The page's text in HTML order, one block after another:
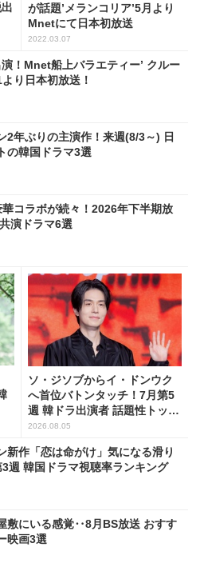
が話題’メランコリア’5月より
Mnetにて日本初放送
2022.03.07
！Mnet船上バラエティー’ クルー
り日本初放送！
2年ぶりの主演作！来週(8/3～) 日
の韓国ドラマ3選
コラボが続々！2026年下半期放
演ドラマ6選
ソ・ジソブからイ・ドンウク
へ首位バトンタッチ！7月第5
週 韓ドラ出演者 話題性トップ
5
2026.08.05
新作「恋は命がけ」気になる滑り
週 韓国ドラマ視聴率ランキング
敷にいる感覚‥8月BS放送 おすす
映画3選